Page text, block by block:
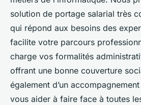
solution de portage salarial très
qui répond aux besoins des
facilite votre parcours
charge vos formalités
offrant une bonne couverture
également d’un
vous aider à faire face à toutes